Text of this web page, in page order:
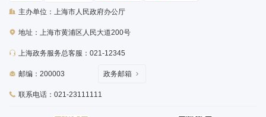
主办单位：上海市人民政府办公厅
地址：上海市黄浦区人民大道200号
上海政务服务总客服：021-12345
邮编：200003
联系电话：021-23111111
政务邮箱